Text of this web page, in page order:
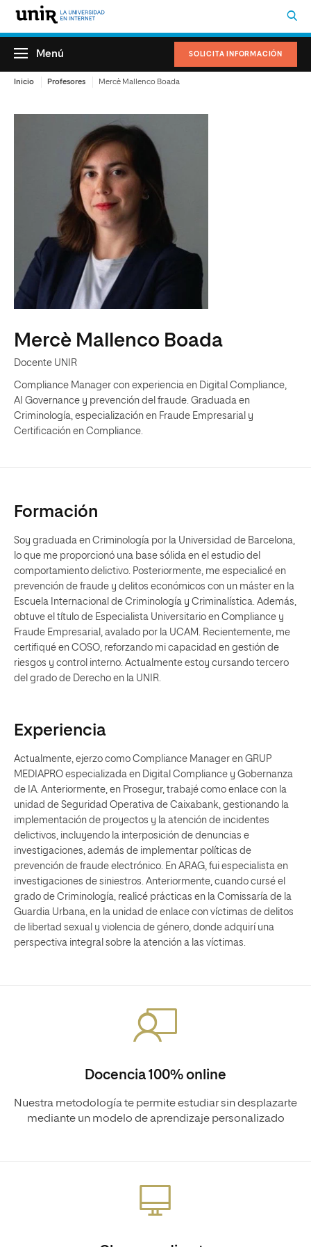
SOLICITA INFORMACIÓN
Menú
Inicio Profesores Mercè Mallenco Boada
Mercè Mallenco Boada
Docente UNIR
Compliance Manager con experiencia en Digital Compliance,
AI Governance y prevención del fraude. Graduada en
Criminología, especialización en Fraude Empresarial y
Certificación en Compliance.
Formación
Soy graduada en Criminología por la Universidad de Barcelona,
lo que me proporcionó una base sólida en el estudio del
comportamiento delictivo. Posteriormente, me especialicé en
prevención de fraude y delitos económicos con un máster en la
Escuela Internacional de Criminología y Criminalística. Además,
obtuve el título de Especialista Universitario en Compliance y
Fraude Empresarial, avalado por la UCAM. Recientemente, me
certifiqué en COSO, reforzando mi capacidad en gestión de
riesgos y control interno. Actualmente estoy cursando tercero
del grado de Derecho en la UNIR.
Experiencia
Actualmente, ejerzo como Compliance Manager en GRUP
MEDIAPRO especializada en Digital Compliance y Gobernanza
de IA. Anteriormente, en Prosegur, trabajé como enlace con la
unidad de Seguridad Operativa de Caixabank, gestionando la
implementación de proyectos y la atención de incidentes
delictivos, incluyendo la interposición de denuncias e
investigaciones, además de implementar políticas de
prevención de fraude electrónico. En ARAG, fui especialista en
investigaciones de siniestros. Anteriormente, cuando cursé el
grado de Criminología, realicé prácticas en la Comissaría de la
Guardia Urbana, en la unidad de enlace con víctimas de delitos
de libertad sexual y violencia de género, donde adquirí una
perspectiva integral sobre la atención a las víctimas.
Docencia 100% online
Nuestra metodología te permite estudiar sin desplazarte
mediante un modelo de aprendizaje personalizado